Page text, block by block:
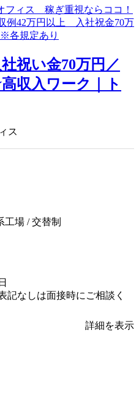
祝い金70万円／
収入ワーク｜ト
ス
工場 / 交替制
記なしは面接時にご相談く
詳細を表示